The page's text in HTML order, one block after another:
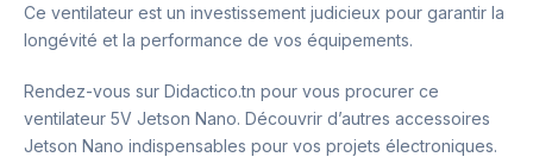
Ce ventilateur est un investissement judicieux pour garantir la
longévité et la performance de vos équipements.
Rendez-vous sur Didactico.tn pour vous procurer ce
ventilateur 5V Jetson Nano. Découvrir d’autres accessoires
Jetson Nano indispensables pour vos projets électroniques.